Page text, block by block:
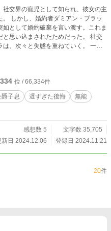
交界の寵児として知られ、彼女の主
ッ
として婚約破棄を言い渡す。これま
い込まされたためだった。 社交
、次々と失態を重ねていく。 一
ワード・ハーウッドと出会う。社交
との新たな婚約が決まり、二人で素
が
実で優しいエドワードへと向かって
も掲載中です。
位 / 66,334件
爵子息 遅すぎた後悔
無能
感想数 5
文字数 35,705
新日 2024.12.06
登録日 2024.11.21
20件